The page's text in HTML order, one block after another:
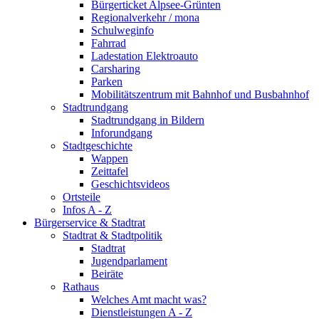
Bürgerticket Alpsee-Grünten
Regionalverkehr / mona
Schulweginfo
Fahrrad
Ladestation Elektroauto
Carsharing
Parken
Mobilitätszentrum mit Bahnhof und Busbahnhof
Stadtrundgang
Stadtrundgang in Bildern
Inforundgang
Stadtgeschichte
Wappen
Zeittafel
Geschichtsvideos
Ortsteile
Infos A - Z
Bürgerservice & Stadtrat
Stadtrat & Stadtpolitik
Stadtrat
Jugendparlament
Beiräte
Rathaus
Welches Amt macht was?
Dienstleistungen A - Z